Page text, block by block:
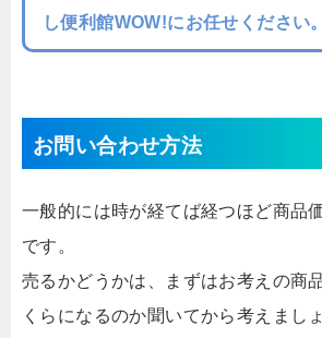
し便利館WOW!にお任せください。
お問い合わせ方法
一般的には時が経てば経つほど商品
です。
売るかどうかは、まずはお考えの商
くらになるのか聞いてから考えましょ